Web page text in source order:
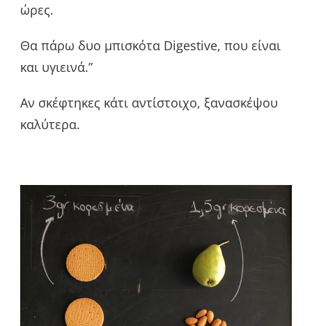
ώρες.
Θα πάρω δυο μπισκότα Digestive, που είναι
και υγιεινά.”
Αν σκέφτηκες κάτι αντίστοιχο, ξανασκέψου
καλύτερα.